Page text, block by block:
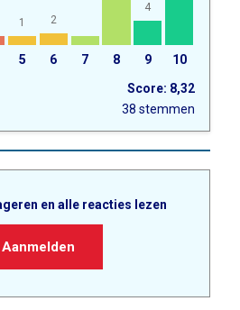
1
5
2
6 7 8
4
9
10
Score: 8,32
38 stemmen
en alle reacties lezen
Aanmelden